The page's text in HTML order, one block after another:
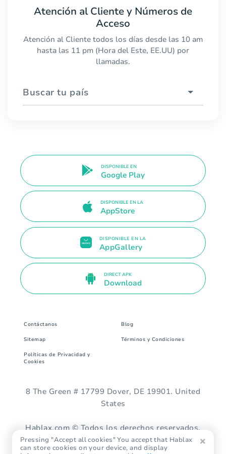
Atención al Cliente y Números de
Acceso
Atención al Cliente todos los días desde las 10 am
hasta las 11 pm (Hora del Este, EE.UU) por
llamadas.
Buscar tu país
DISPONIBLE EN
Google Play
DISPONIBLE EN LA
AppStore
DISPONIBLE EN LA
AppGallery
DIRECT APK
Download
Contáctanos Blog
Sitemap Términos y Condiciones
Políticas de Privacidad y
Cookies
8 The Green # 17799 Dover, DE 19901. United
States
Hablax.com © Todos los derechos reservados.
Pressing "Accept all cookies" You accept that Hablax
can store cookies on your device, and display